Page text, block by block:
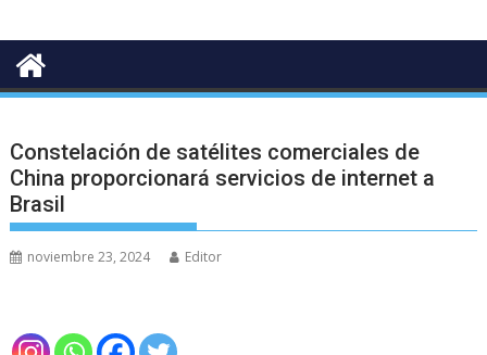
Constelación de satélites comerciales de
China proporcionará servicios de internet a
Brasil
noviembre 23, 2024 Editor